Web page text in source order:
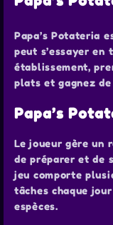
Papa’s Potateria
peut s’essayer
établissement,
plats et gagnez
Papa’s
Le joueur gère un
de préparer et de
jeu comporte
tâches chaque
espèces.